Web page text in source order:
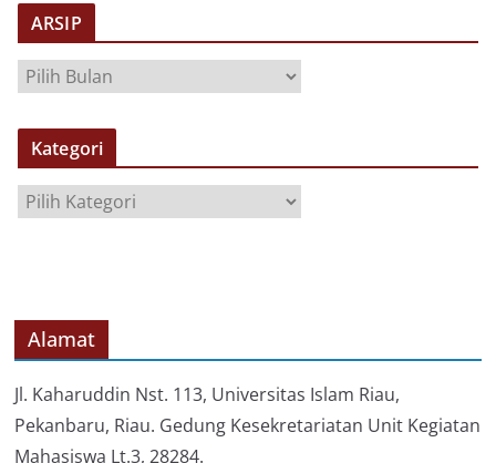
ARSIP
S
P
Kategori
r
i
Alamat
Jl. Kaharuddin Nst. 113, Universitas Islam Riau,
Pekanbaru, Riau. Gedung Kesekretariatan Unit Kegiatan
Mahasiswa Lt.3, 28284.